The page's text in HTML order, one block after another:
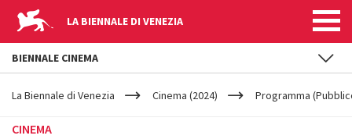
LA BIENNALE DI VENEZIA
YOUR
ARE
La Biennale di Venezia Cinema (2024) Programma
CINEMA
BIENNALE CINEMA